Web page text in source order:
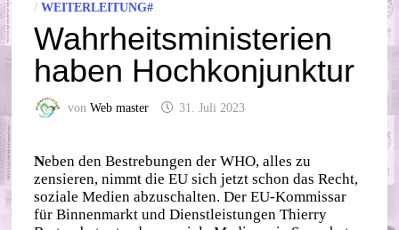
/WEITERLEITUNG#
Wahrheitsministerien
haben Hochkonjunktur
vonWeb master 31. Juli 2023
Neben den Bestrebungen der WHO, alles zu
zensieren, nimmt die EU sich jetzt schon das Recht,
soziale Medien abzuschalten. Der EU-Kommissar
für Binnenmarkt und Dienstleistungen Thierry